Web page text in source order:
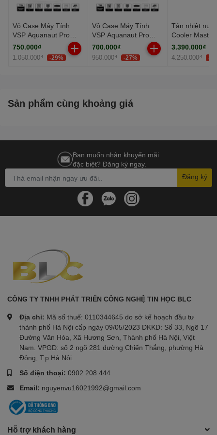
Dùng mực: Hộp mực: PG-
745S, CL-746S (Lựa chọn
Vỏ Case Máy Tính
VSP Aquanaut Pro
Gaming M-ATX X7
Trắng (Dual Chamber /
Kính Cường Lực)
750.000₫
1.050.000₫ -29%
Vỏ Case Máy Tính
VSP Aquanaut Pro
Gaming M-ATX X7
Đen (Dual Chamber /
Form Cube)
700.000₫
950.000₫ -27%
Tản nhiệt
Cooler Master
MasterLiquid
Atmos II VRM
Black
3.390.000₫
4.250.000₫ -
Sản phẩm cùng khoảng giá
Bạn muốn nhận khuyến mãi
đặc biệt? Đăng ký ngay.
Đăng ký
CÔNG TY TNHH PHÁT TRIỂN CÔNG NGHỆ TIN HỌC BLC
Địa chỉ: Mã số thuế: 0110344645 do sở kế hoạch đầu tư
thành phố Hà Nội cấp ngày 09/05/2023 ĐKKD: Số 33, Ngõ 17
Đường Văn Hóa, Xã Hương Sơn, Thành phố Hà Nội, Việt
Nam. VPGD: số 2 ngõ 281 đường Chiến Thắng, phường Hà
Đông, T.p Hà Nội.
Số điện thoại: 0902 208 444
Email: nguyenvu16021992@gmail.com
Hỗ trợ khách hàng